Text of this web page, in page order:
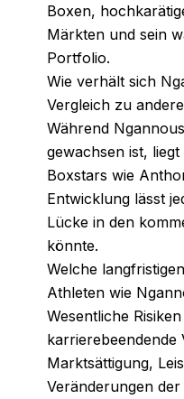
Boxen,
Märkten und sein
Portfolio.
Wie verhält sich
Vergleich zu
Während
gewachsen ist,
Boxstars wie
Entwicklung lässt
Lücke in den
könnte.
Welche
Athleten wie
Wesentliche
karrierebeendende
Marktsättigung,
Veränderungen